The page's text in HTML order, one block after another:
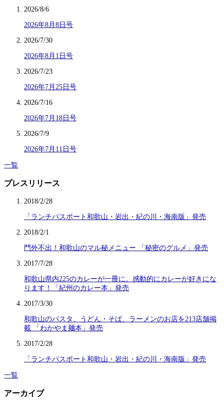
2026/8/6
2026年8月8日号
2026/7/30
2026年8月1日号
2026/7/23
2026年7月25日号
2026/7/16
2026年7月18日号
2026/7/9
2026年7月11日号
一覧
プレスリリース
2018/2/28
「ランチパスポート和歌山・岩出・紀の川・海南版」発売
2018/2/1
門外不出！和歌山のマル秘メニュー 「秘密のグルメ」発売
2017/7/28
和歌山県内225のカレーが一冊に。感動的にカレーが好きにな
ります！「紀州のカレー本」発売
2017/3/30
和歌山のパスタ、うどん・そば、ラーメンのお店を213店舗掲
載 「わかやま麺本」発売
2017/2/28
「ランチパスポート和歌山・岩出・紀の川・海南版」発売
一覧
アーカイブ